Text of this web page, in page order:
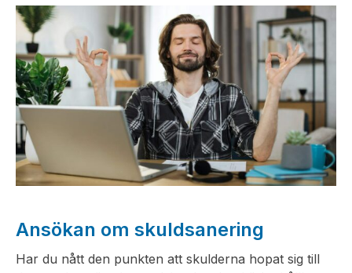
Ansökan om skuldsanering
Har du nått den punkten att skulderna hopat sig till